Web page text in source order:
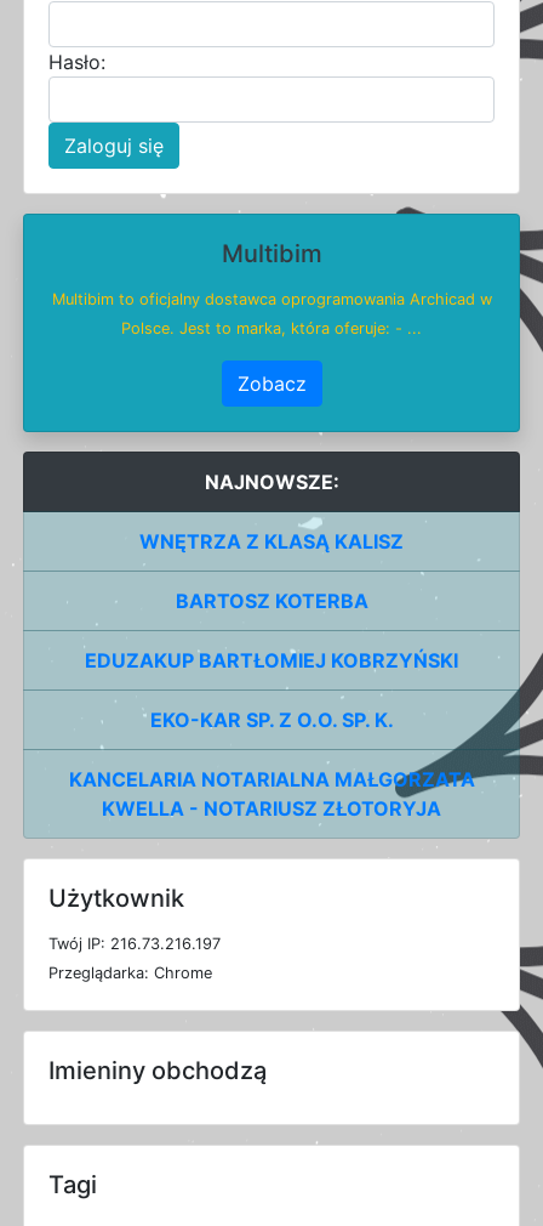
Hasło:
Zaloguj się
Multibim
Multibim to oficjalny dostawca oprogramowania Archicad w
Polsce. Jest to marka, która oferuje: - ...
Zobacz
NAJNOWSZE:
WNĘTRZA Z KLASĄ KALISZ
BARTOSZ KOTERBA
EDUZAKUP BARTŁOMIEJ KOBRZYŃSKI
EKO-KAR SP. Z O.O. SP. K.
KANCELARIA NOTARIALNA MAŁGORZATA
KWELLA - NOTARIUSZ ZŁOTORYJA
Użytkownik
Twój IP: 216.73.216.197
Przeglądarka: Chrome
Imieniny obchodzą
Tagi